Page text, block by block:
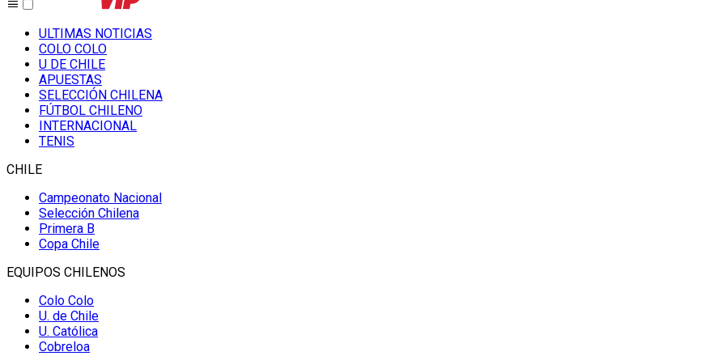
ULTIMAS NOTICIAS
COLO COLO
U DE CHILE
APUESTAS
SELECCIÓN CHILENA
FÚTBOL CHILENO
INTERNACIONAL
TENIS
CHILE
Campeonato Nacional
Selección Chilena
Primera B
Copa Chile
EQUIPOS CHILENOS
Colo Colo
U. de Chile
U. Católica
Cobreloa